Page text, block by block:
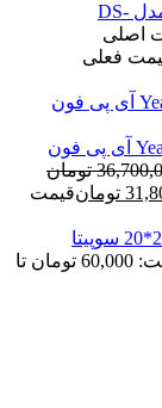
دوربین مداربسته تحت شبکه هایک ویژن مدل DS-
اصلی
فعلی
آی پی فون
آی پی فون
تومان
تومانقیمت
محدوده قیمت: 60,000 تومان تا